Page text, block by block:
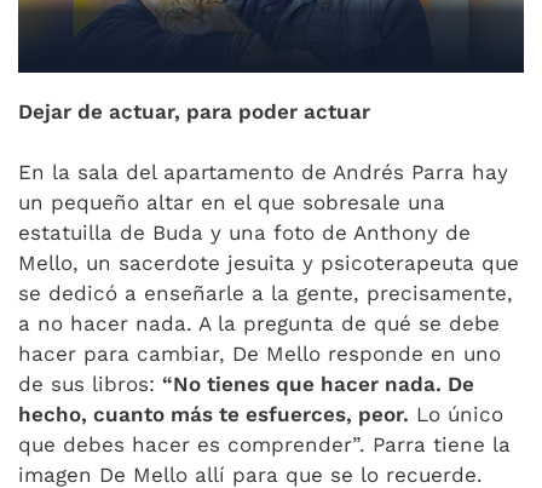
Dejar de actuar, para poder actuar
En la sala del apartamento de Andrés Parra hay
un pequeño altar en el que sobresale una
estatuilla de Buda y una foto de Anthony de
Mello, un sacerdote jesuita y psicoterapeuta que
se dedicó a enseñarle a la gente, precisamente,
a no hacer nada. A la pregunta de qué se debe
hacer para cambiar, De Mello responde en uno
de sus libros: “No tienes que hacer nada. De
hecho, cuanto más te esfuerces, peor. Lo único
que debes hacer es comprender”. Parra tiene la
imagen De Mello allí para que se lo recuerde.